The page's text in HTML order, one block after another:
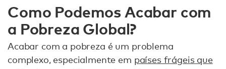
Como Podemos Acabar com
a Pobreza Global?
Acabar com a pobreza é um problema
complexo, especialmente em países frágeis que